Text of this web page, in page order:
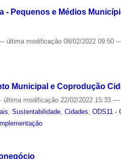
- Pequenos e Médios
última modificação 08/02/2022 09:50
Municipal e Coprodução
última modificação 22/02/2022 15:33—
,Sustentabilidade ,Cidades ,ODS11 -